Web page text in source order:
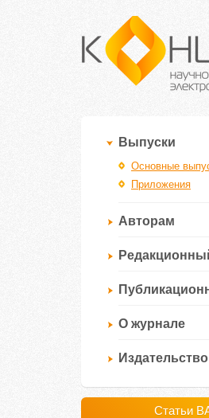
Выпуски
Основные
Приложения
Авторам
О журнале
Статьи